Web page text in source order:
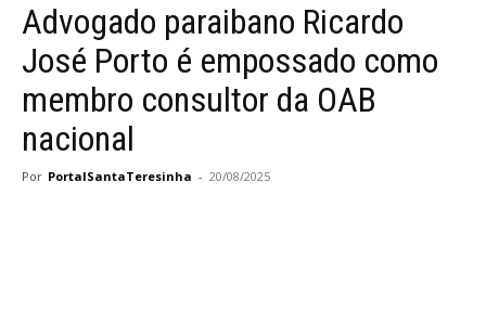
Advogado paraibano Ricardo
José Porto é empossado como
membro consultor da OAB
nacional
Por PortalSantaTeresinha - 20/08/2025